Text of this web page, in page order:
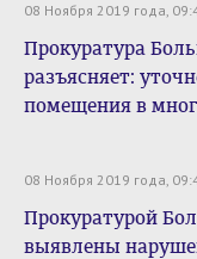
08 Ноября 2019 года,
Прокуратура
разъясняет:
помещения в
08 Ноября 2019 года,
Прокуратурой
выявлены